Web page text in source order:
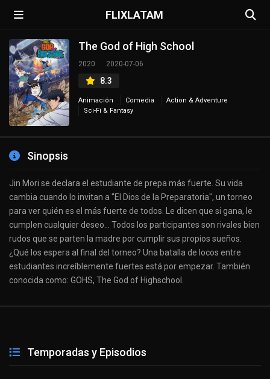
FLIXLATAM
The God of High School
2020 2020-07-06
8.3
Animación Comedia
Action & Adventure
Sci-Fi & Fantasy
Sinopsis
Jin Mori se declara el estudiante de prepa más fuerte. Su vida
cambia cuando lo invitan a "El Dios de la Preparatoria", un torneo
para ver quién es el más fuerte de todos. Le dicen que si gana, le
cumplen cualquier deseo... Todos los participantes son rivales bien
rudos que se parten la madre por cumplir sus propios sueños.
¿Qué los espera al final del torneo? Una batalla de locos entre
estudiantes increíblemente fuertes está por empezar. También
conocida como: GOHS, The God of Highschool.
Temporadas y Episodios